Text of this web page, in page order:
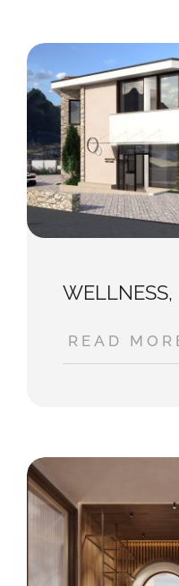
WELLNESS,
READ